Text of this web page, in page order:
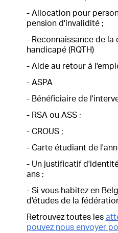
- Allocation pour
pension d'invalidité ;
- Reconnaissance de
handicapé (RQTH)
- Aide au retour à
- ASPA
- Bénéficiaire de
- RSA ou ASS ;
- CROUS ;
- Carte étudiant de
- Un justificatif
ans ;
- Si vous habitez en
d'études de la
Retrouvez toutes les
pouvez nous envoyer